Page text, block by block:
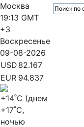
Москва
19:13 GMT
+3
Воскресенье
09-08-2026
USD 82.167
EUR 94.837
+14˚C (днем
+17˚C,
ночью